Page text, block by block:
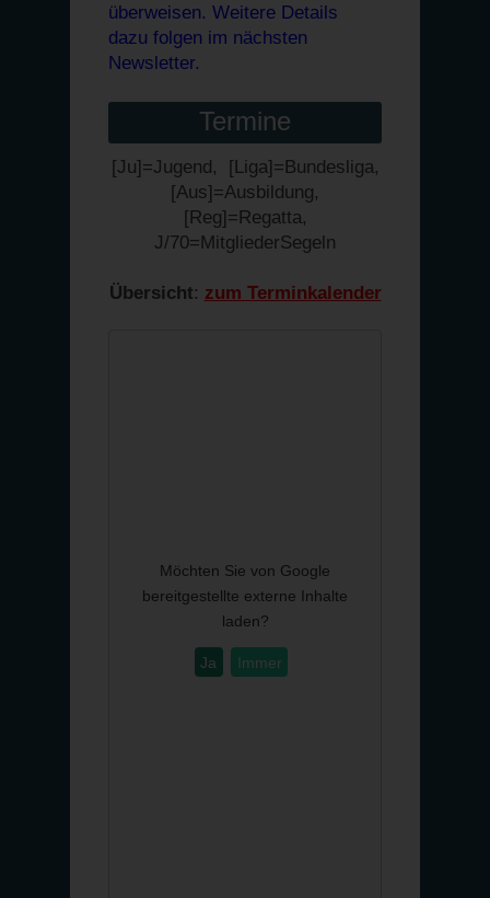
überweisen. Weitere Details
dazu folgen im nächsten
Newsletter.
Termine
[Ju]=Jugend, [Liga]=Bundesliga,
[Aus]=Ausbildung,
[Reg]=Regatta,
J/70=MitgliederSegeln
Übersicht: zum Terminkalender
Möchten Sie von Google
bereitgestellte externe Inhalte
laden?
Ja Immer